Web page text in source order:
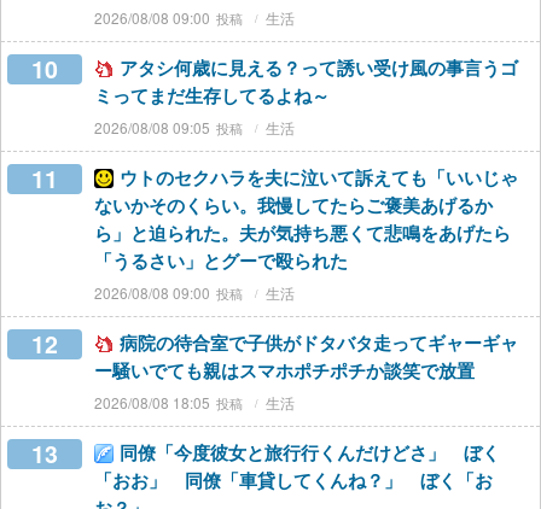
2026/08/08 09:00 生活
10
アタシ何歳に見える？って誘い受け風の事言うゴ
ミってまだ生存してるよね～
2026/08/08 09:05 生活
11
ウトのセクハラを夫に泣いて訴えても「いいじゃ
ないかそのくらい。我慢してたらご褒美あげるか
ら」と迫られた。夫が気持ち悪くて悲鳴をあげたら
「うるさい」とグーで殴られた
2026/08/08 09:00 生活
12
病院の待合室で子供がドタバタ走ってギャーギャ
ー騒いでても親はスマホポチポチか談笑で放置
2026/08/08 18:05 生活
13
同僚「今度彼女と旅行行くんだけどさ」 ぼく
「おお」 同僚「車貸してくんね？」 ぼく「お